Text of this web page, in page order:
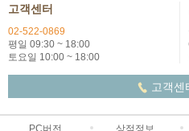
고객센터
02-522-0869
평일 09:30 ~ 18:00
토요일 10:00 ~ 18:00
고객센
PC버전 상점정보